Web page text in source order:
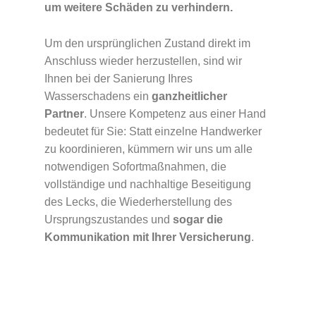
um weitere Schäden zu verhindern.
Um den ursprünglichen Zustand direkt im
Anschluss wieder herzustellen, sind wir
Ihnen bei der Sanierung Ihres
Wasserschadens ein ganzheitlicher
Partner. Unsere Kompetenz aus einer Hand
bedeutet für Sie: Statt einzelne Handwerker
zu koordinieren, kümmern wir uns um alle
notwendigen Sofortmaßnahmen, die
vollständige und nachhaltige Beseitigung
des Lecks, die Wiederherstellung des
Ursprungszustandes und sogar die
Kommunikation mit Ihrer Versicherung.